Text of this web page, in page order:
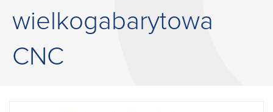
wielkogabarytowa
CNC